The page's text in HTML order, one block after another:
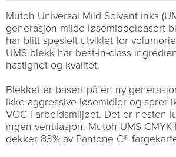
Mutoh Universal Mild Solvent inks
generasjon milde løsemiddelbasert
har blitt spesielt utviklet for
UMS blekk har best-in-class
hastighet og kvalitet.
Blekket er basert på en ny
ikke-aggressive løsemidler og sprer
VOC i arbeidsmiljøet. Det er nesten
ingen ventilasjon. Mutoh UMS
dekker 83% av Pantone C®